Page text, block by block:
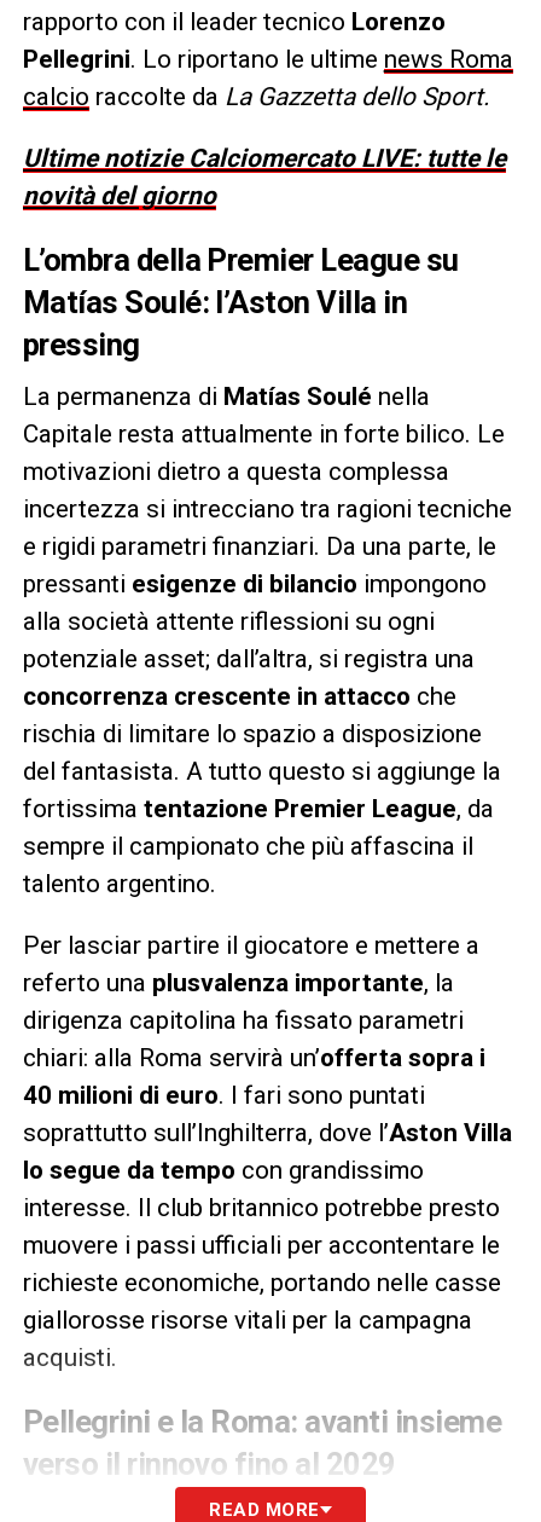
rapporto con il leader tecnico Lorenzo
Pellegrini. Lo riportano le ultime news Roma
calcio raccolte da La Gazzetta dello Sport.
Ultime notizie Calciomercato LIVE: tutte le
novità del giorno
L’ombra della Premier League su
Matías Soulé: l’Aston Villa in
pressing
La permanenza di Matías Soulé nella
Capitale resta attualmente in forte bilico. Le
motivazioni dietro a questa complessa
incertezza si intrecciano tra ragioni tecniche
e rigidi parametri finanziari. Da una parte, le
pressanti esigenze di bilancio impongono
alla società attente riflessioni su ogni
potenziale asset; dall’altra, si registra una
concorrenza crescente in attacco che
rischia di limitare lo spazio a disposizione
del fantasista. A tutto questo si aggiunge la
fortissima tentazione Premier League, da
sempre il campionato che più affascina il
talento argentino.
Per lasciar partire il giocatore e mettere a
referto una plusvalenza importante, la
dirigenza capitolina ha fissato parametri
chiari: alla Roma servirà un’offerta sopra i
40 milioni di euro. I fari sono puntati
soprattutto sull’Inghilterra, dove l’Aston Villa
lo segue da tempo con grandissimo
interesse. Il club britannico potrebbe presto
muovere i passi ufficiali per accontentare le
richieste economiche, portando nelle casse
giallorosse risorse vitali per la campagna
acquisti.
Pellegrini e la Roma: avanti insieme
verso il rinnovo fino al 2029
Scenario radicalmente opposto, invece, per
READ MORE